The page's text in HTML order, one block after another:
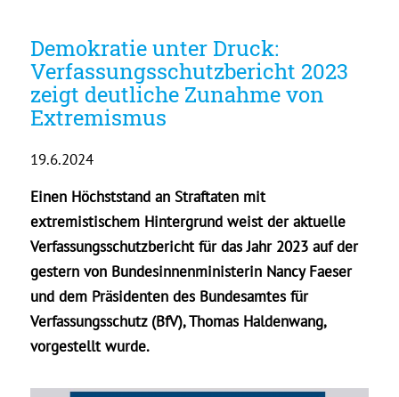
Demokratie unter Druck:
Verfassungsschutzbericht 2023
zeigt deutliche Zunahme von
Extremismus
19.6.2024
Einen Höchststand an Straftaten mit
extremistischem Hintergrund weist der aktuelle
Verfassungsschutzbericht für das Jahr 2023 auf der
gestern von Bundesinnenministerin Nancy Faeser
und dem Präsidenten des Bundesamtes für
Verfassungsschutz (BfV), Thomas Haldenwang,
vorgestellt wurde.